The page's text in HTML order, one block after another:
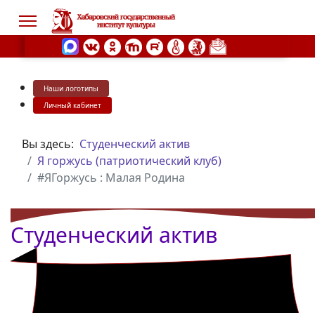
Наши логотипы
Личный кабинет
Вы здесь: Студенческий актив
Я горжусь (патриотический клуб)
#ЯГоржусь : Малая Родина
Студенческий актив